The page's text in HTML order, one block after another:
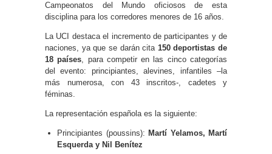
Campeonatos del Mundo oficiosos de esta
disciplina para los corredores menores de 16 años.
La UCI destaca el incremento de participantes y de
naciones, ya que se darán cita150 deportistas de
18 países, para competir en las cinco categorías
del evento: principiantes, alevines, infantiles –la
más numerosa, con 43 inscritos-, cadetes y
féminas.
La representación española es la siguiente:
Principiantes (poussins): Martí Yelamos, Martí
Esquerda y Nil Benítez